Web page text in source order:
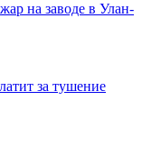
на заводе в Улан-
за тушение